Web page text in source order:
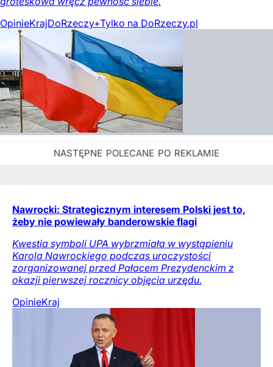
OpinieKrajDoRzeczy+Tylko na DoRzeczy.pl
Nawrocki: Strategicznym interesem Polski jest to,
żeby nie powiewały banderowskie flagi
Kwestia symboli UPA wybrzmiała w wystąpieniu
Karola Nawrockiego podczas uroczystości
zorganizowanej przed Pałacem Prezydenckim z
okazji pierwszej rocznicy objęcia urzędu.
OpinieKraj